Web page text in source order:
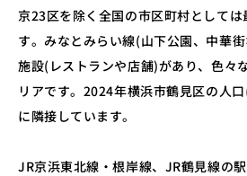
京23区を除く全国の市区町村としては
す。みなとみらい線(山下公園、中華
施設(レストランや店舗)があり、色々
リアです。2024年横浜市鶴見区の人
に隣接しています。
JR京浜東北線・根岸線、JR鶴見線の